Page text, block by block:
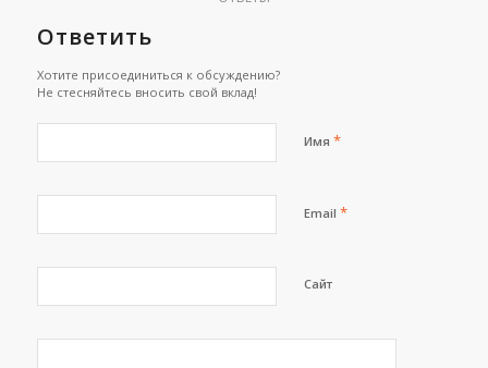
Ответить
Хотите присоединиться к обсуждению?
Не стесняйтесь вносить свой вклад!
Имя *
Email *
Сайт